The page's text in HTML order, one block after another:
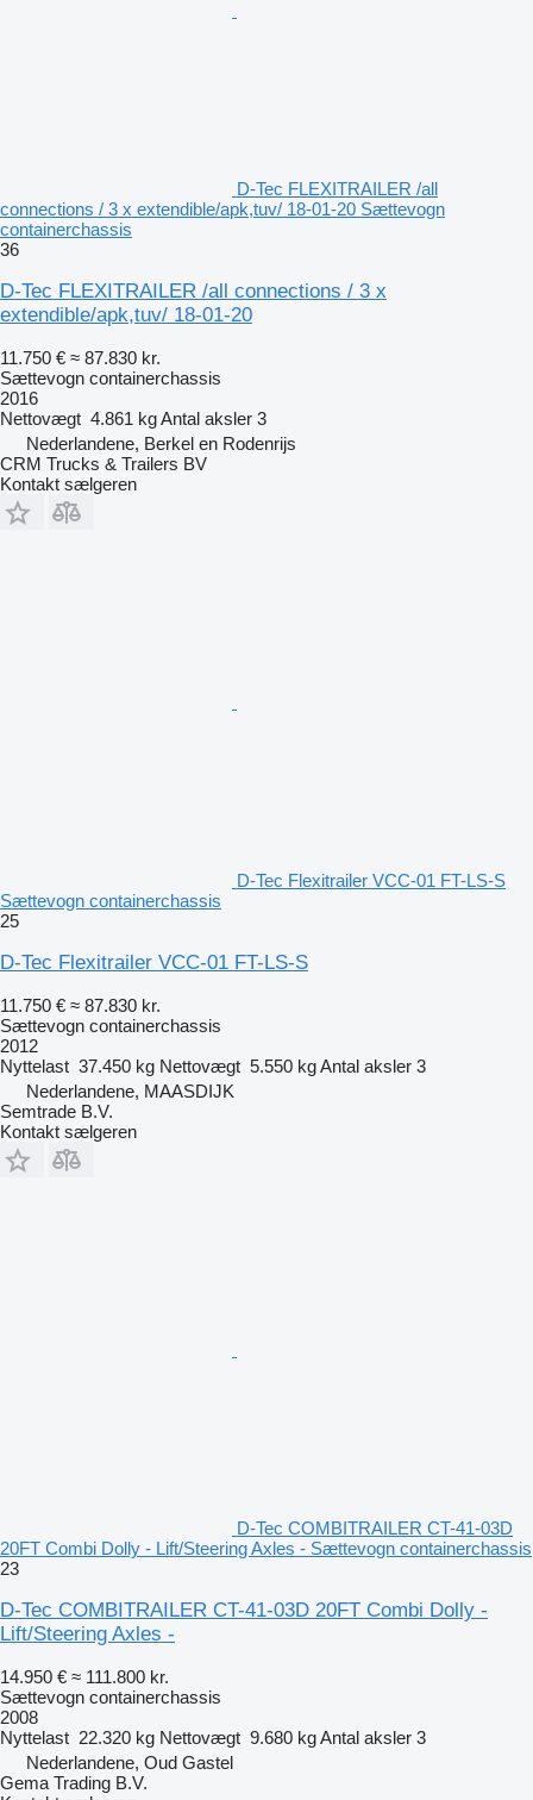
D-Tec FLEXITRAILER /all
connections / 3 x extendible/apk,tuv/ 18-01-20 Sættevogn
containerchassis
36
D-Tec FLEXITRAILER /all connections / 3 x
extendible/apk,tuv/ 18-01-20
11.750 € ≈ 87.830 kr.
Sættevogn containerchassis
2016
Nettovægt 4.861 kgAntal aksler 3
Nederlandene, Berkel en Rodenrijs
CRM Trucks & Trailers BV
Kontakt sælgeren
D-Tec Flexitrailer VCC-01 FT-LS-S
Sættevogn containerchassis
25
D-Tec Flexitrailer VCC-01 FT-LS-S
11.750 € ≈ 87.830 kr.
Sættevogn containerchassis
2012
Nyttelast 37.450 kg Nettovægt 5.550 kgAntal aksler 3
Nederlandene, MAASDIJK
Semtrade B.V.
Kontakt sælgeren
D-Tec COMBITRAILER CT-41-03D
20FT Combi Dolly - Lift/Steering Axles - Sættevogn containerchassis
23
D-Tec COMBITRAILER CT-41-03D 20FT Combi Dolly -
Lift/Steering Axles -
14.950 € ≈ 111.800 kr.
Sættevogn containerchassis
2008
Nyttelast 22.320 kg Nettovægt 9.680 kgAntal aksler 3
Nederlandene, Oud Gastel
Gema Trading B.V.